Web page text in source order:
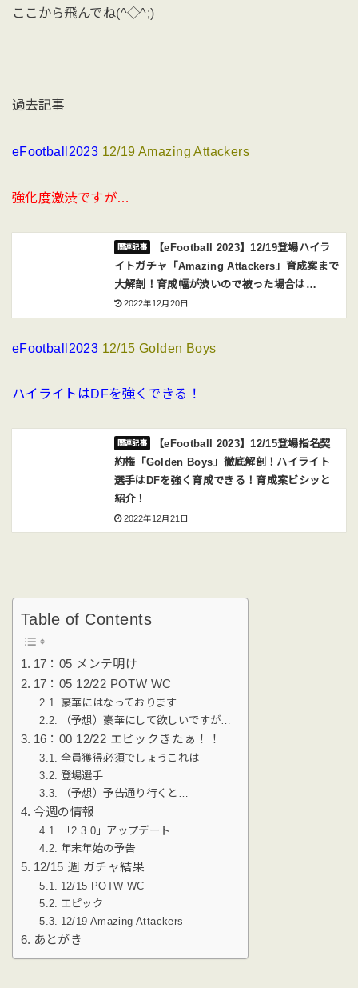
ここから飛んでね(^◇^;)
過去記事
eFootball2023 12/19 Amazing Attackers
強化度激渋ですが…
【eFootball 2023】12/19登場ハイラ
イトガチャ「Amazing Attackers」育成案まで
大解剖！育成幅が渋いので被った場合は…
2022年12月20日
eFootball2023 12/15 Golden Boys
ハイライトはDFを強くできる！
【eFootball 2023】12/15登場指名契
約権「Golden Boys」徹底解剖！ハイライト
選手はDFを強く育成できる！育成案ビシッと
紹介！
2022年12月21日
Table of Contents
17：05 メンテ明け
17：05 12/22 POTW WC
豪華にはなっております
（予想）豪華にして欲しいですが…
16：00 12/22 エピックきたぁ！！
全員獲得必須でしょうこれは
登場選手
（予想）予告通り行くと…
今週の情報
「2.3.0」アップデート
年末年始の予告
12/15 週 ガチャ結果
12/15 POTW WC
エピック
12/19 Amazing Attackers
あとがき